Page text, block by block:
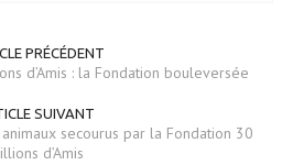
PRÉCÉDENT
d’Amis : la Fondation bouleversée
SUIVANT
secourus par la Fondation 30
d’Amis